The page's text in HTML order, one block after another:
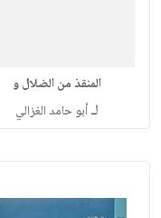
المنقذ من الضلال و
لـأبو حامد الغزالي